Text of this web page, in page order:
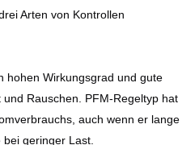
Arten von Kontrollen
hohen Wirkungsgrad und gute
Rauschen. PFM-Regeltyp hat
auch wenn er lange
geringer Last.